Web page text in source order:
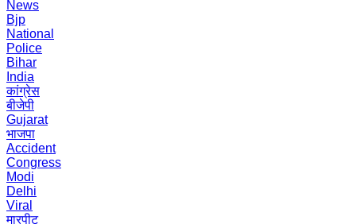
News
Bjp
National
Police
Bihar
India
कांग्रेस
बीजेपी
Gujarat
भाजपा
Accident
Congress
Modi
Delhi
Viral
मारपीट